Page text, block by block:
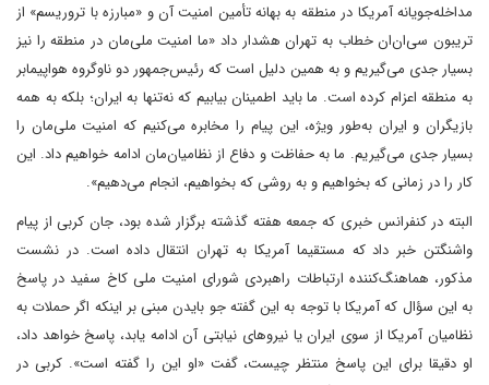
مداخله‌جویانه آمریکا در منطقه به بهانه تأمین امنیت آن و «مبارزه با تروریسم» از
تریبون سی‌ان‌ان خطاب به تهران هشدار داد «ما امنیت ملی‌مان در منطقه را نیز
بسیار جدی می‌گیریم و به همین دلیل است که رئیس‌جمهور دو ناوگروه هواپیمابر
به منطقه اعزام کرده است. ما باید اطمینان بیابیم که نه‌تنها به ایران؛ بلکه به همه
بازیگران و ایران به‌طور ویژه، این پیام را مخابره می‌کنیم که امنیت ملی‌مان را
بسیار جدی می‌گیریم. ما به حفاظت و دفاع از نظامیان‌مان ادامه خواهیم داد. این
کار را در زمانی که بخواهیم و به روشی که بخواهیم، انجام می‌دهیم».
البته در کنفرانس خبری که جمعه هفته گذشته برگزار شده بود، جان کربی از پیام
واشنگتن خبر داد که مستقیما آمریکا به تهران انتقال داده است. در نشست
مذکور، هماهنگ‌کننده ارتباطات راهبردی شورای امنیت ملی کاخ سفید در پاسخ
به این سؤال که آمریکا با توجه به این گفته جو بایدن مبنی بر اینکه اگر حملات به
نظامیان آمریکا از سوی ایران یا نیروهای نیابتی آن ادامه یابد، پاسخ خواهد داد،
او دقیقا برای این پاسخ منتظر چیست، گفت «او این را گفته است». کربی در